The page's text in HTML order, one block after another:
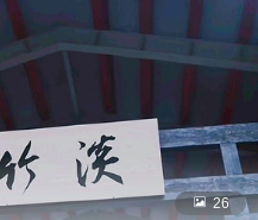
 26